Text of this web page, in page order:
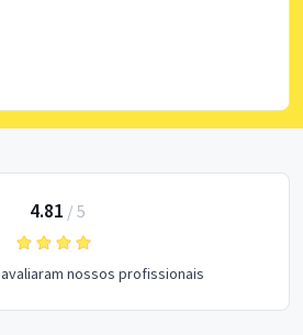
4.81 / 5
nossos profissionais